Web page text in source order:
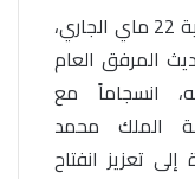
وتجسد هذه الدورة، المنظمة إلى غاية 22 ماي الجاري،
المرفق العام
انسجاماً مع
الملك محمد
تعزيز انفتاح